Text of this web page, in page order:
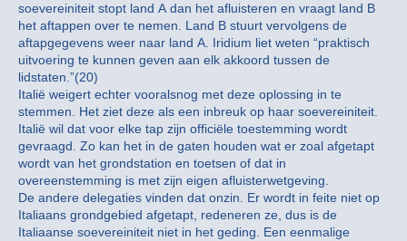
soevereiniteit stopt land A dan het afluisteren en vraagt land B
het aftappen over te nemen. Land B stuurt vervolgens de
aftapgegevens weer naar land A. Iridium liet weten “praktisch
uitvoering te kunnen geven aan elk akkoord tussen de
lidstaten.”(20)
Italië weigert echter vooralsnog met deze oplossing in te
stemmen. Het ziet deze als een inbreuk op haar soevereiniteit.
Italië wil dat voor elke tap zijn officiële toestemming wordt
gevraagd. Zo kan het in de gaten houden wat er zoal afgetapt
wordt van het grondstation en toetsen of dat in
overeenstemming is met zijn eigen afluisterwetgeving.
De andere delegaties vinden dat onzin. Er wordt in feite niet op
Italiaans grondgebied afgetapt, redeneren ze, dus is de
Italiaanse soevereiniteit niet in het geding. Een eenmalige